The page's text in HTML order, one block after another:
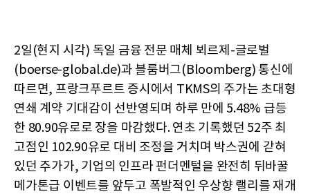
2일(현지 시각) 독일 금융 전문 매체 뵈르제-글로벌
(boerse-global.de)과 블룸버그(Bloomberg) 통신에
따르면, 프랑크푸르트 증시에서 TKMS의 주가는 초대형
연쇄 계약 기대감이 선반영되며 하루 만에 5.48% 급등
한 80.90유로로 장을 마감했다. 연초 기록했던 52주 최
고점인 102.90유로 대비 조정을 거치며 박스권에 갇혀
있던 주가가, 기업의 인프라 펀더멘털을 완전히 뒤바꿀
메가톤급 이벤트를 앞두고 폭발적인 우상향 랠리를 재개